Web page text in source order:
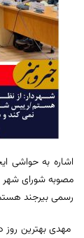
اشاره به
مصوبه شورای شهر
رسمی بیرجند
مهدی بهترین روز